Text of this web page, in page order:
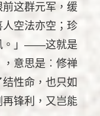
这群元军，缓
空法亦空；珍
。」——这就是
意思是︰修禅
性命，也只如
锋利，又岂能